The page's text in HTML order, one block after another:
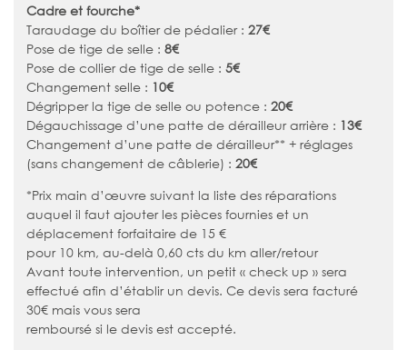
Cadre et fourche*
Taraudage du boîtier de pédalier : 27€
Pose de tige de selle : 8€
Pose de collier de tige de selle : 5€
Changement selle : 10€
Dégripper la tige de selle ou potence : 20€
Dégauchissage d’une patte de dérailleur arrière : 13€
Changement d’une patte de dérailleur** + réglages
(sans changement de câblerie) : 20€
*Prix main d’œuvre suivant la liste des réparations
auquel il faut ajouter les pièces fournies et un
déplacement forfaitaire de 15 €
pour 10 km, au-delà 0,60 cts du km aller/retour
Avant toute intervention, un petit « check up » sera
effectué afin d’établir un devis. Ce devis sera facturé
30€ mais vous sera
remboursé si le devis est accepté.